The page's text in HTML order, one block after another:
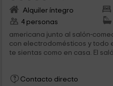
Alquiler íntegro
4 personas
americana junto al salón-comedor: La cocina está
con electrodomésticos y todo
te sientas
Contacto directo